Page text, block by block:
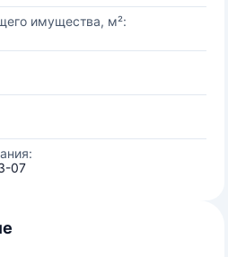
имущества, м²:
07